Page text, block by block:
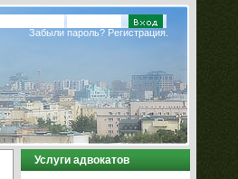
Забыли пароль? Регистрация.
Услуги адвокатов